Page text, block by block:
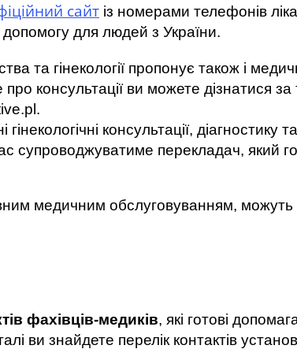
сайт із номерами телефонів
допомогу для людей з України.
та гінекології пропонує також і
консультації ви можете дізнатися
.
консультації, діагностику
супроводжуватиме перекладач, який
медичним обслуговуванням,
фахівців-медиків, які готові
ви знайдете перелік контактів